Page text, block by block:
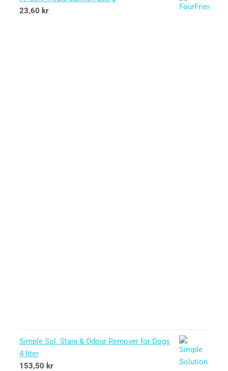
23,60 kr
Simple Sol. Stain & Odour Remover for Dogs
4 liter
153,50 kr